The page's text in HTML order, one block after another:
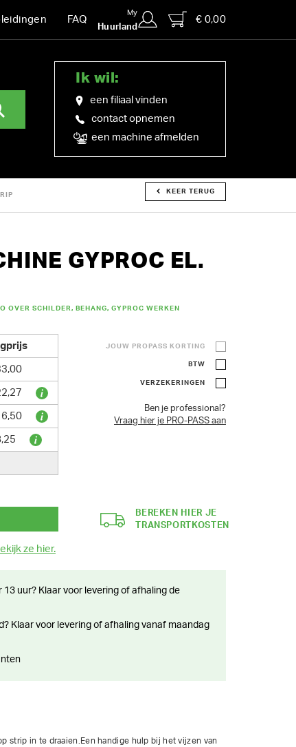
FAQ
My
Huurland
€ 0,00
Ik wil:
een filiaal vinden
contact opnemen
een machine afmelden
KEER TERUG
GYPROC EL.
OVER SCHILDER, BEHANG, GYPROC WERKEN
JOUW PROPASS KORTING
BTW
VERZEKERINGEN
Ben je professional?
Vraag hier je PRO-PASS aan
ze hier.
BEREKEN HIER JE
TRANSPORTKOSTEN
strip in te draaien.Een handige hulp bij het vijzen van